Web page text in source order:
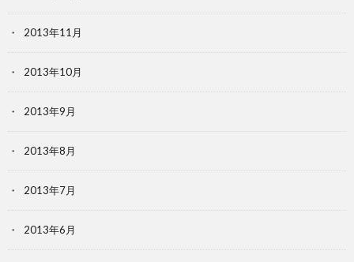
2013年11月
2013年10月
2013年9月
2013年8月
2013年7月
2013年6月